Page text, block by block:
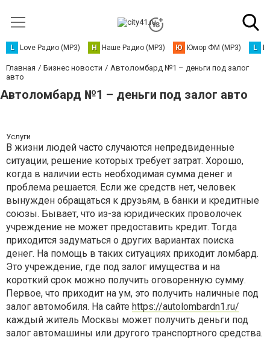
L Love Радио (MP3) Н Наше Радио (MP3) Ю Юмор ФМ (MP3) L
Главная Бизнес новости
Автоломбард №1 – деньги под залог
авто
Автоломбард №1 – деньги под залог авто
Услуги
В жизни людей часто случаются непредвиденные
ситуации, решение которых требует затрат. Хорошо,
когда в наличии есть необходимая сумма денег и
проблема решается. Если же средств нет, человек
вынужден обращаться к друзьям, в банки и кредитные
союзы. Бывает, что из-за юридических проволочек
учреждение не может предоставить кредит. Тогда
приходится задуматься о других вариантах поиска
денег. На помощь в таких ситуациях приходит ломбард.
Это учреждение, где под залог имущества и на
короткий срок можно получить оговоренную сумму.
Первое, что приходит на ум, это получить наличные под
залог автомобиля. На сайте https://autolombardn1.ru/
каждый житель Москвы может получить деньги под
залог автомашины или другого транспортного средства.